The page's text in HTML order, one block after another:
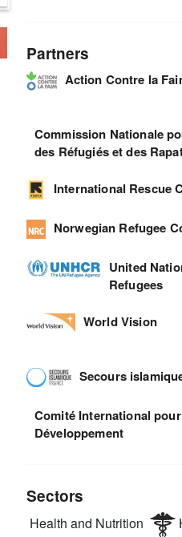
Partners
Action Contre la
Commission Nationale
des Réfugiés et des
International Rescue
Norwegian Refugee
United
Refugees
World Vision
Secours
Comité International
Développement
Sectors
Health and Nutrition